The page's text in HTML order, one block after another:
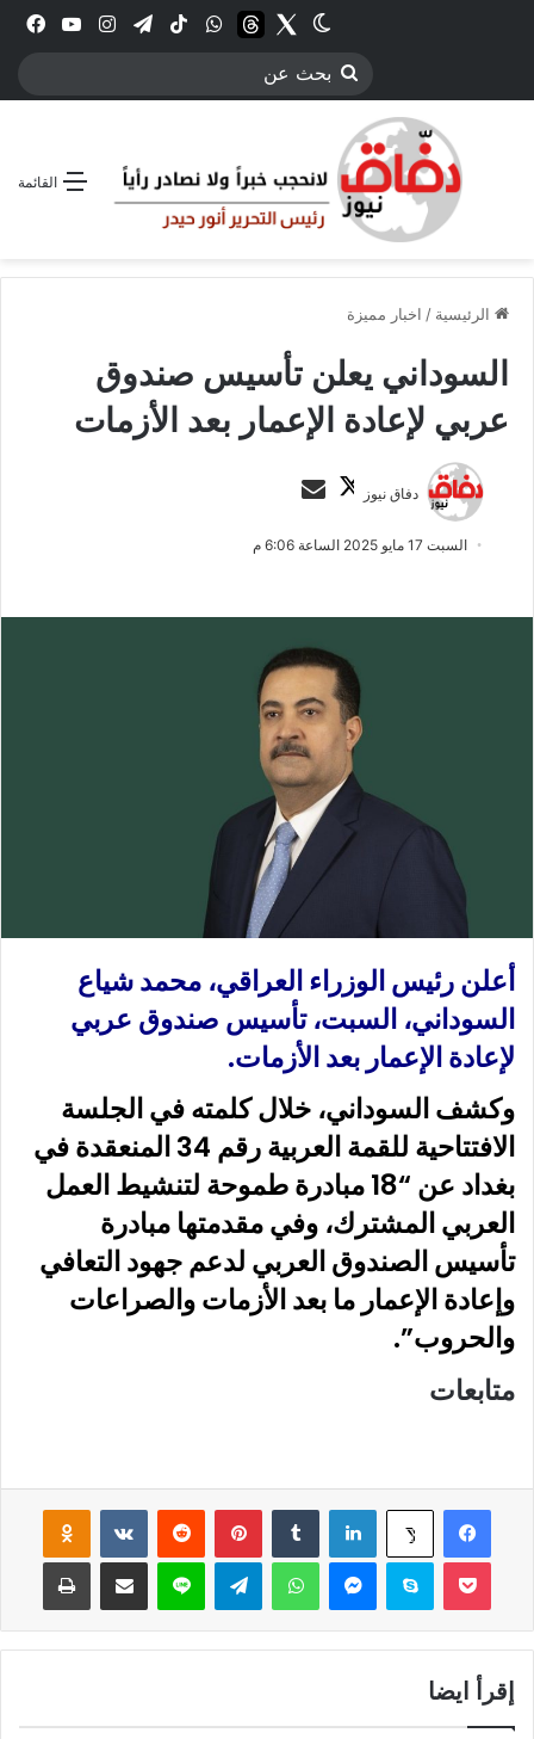
انستقرامتيلقرام‫TikTokواتسابthreadsTwitter
الوضع المظلم
بحث
القائمة
الرئيسية / اخبار مميزة
السوداني يعلن تأسيس صندوق
عربي لإعادة الإعمار بعد الأزمات
دفاق نيوز
ت
ب
ل
ى
X
س
ر
ي
ا
إ
ل
ك
ت
ر
ن
ي
ا
السبت 17 مايو 2025 الساعة 6:06 م
أعلن رئيس الوزراء العراقي، محمد شياع
السوداني، السبت، تأسيس صندوق عربي
لإعادة الإعمار بعد الأزمات.
وكشف السوداني، خلال كلمته في الجلسة
الافتتاحية للقمة العربية رقم 34 المنعقدة في
بغداد
عن “18 مبادرة طموحة لتنشيط العمل
العربي المشترك، وفي مقدمتها مبادرة
تأسيس الصندوق العربي لدعم جهود التعافي
وإعادة الإعمار ما بعد الأزمات والصراعات
والحروب”.
متابعات
فيسبوك ‫X لينكدإن بينتيريست
سكايب واتساب لاين
إقرأ ايضا